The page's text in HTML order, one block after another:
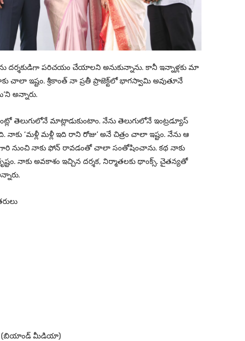
దర్శకుడిగా పరిచయం చేయాలని అనుకున్నాను. కానీ ఇన్నాళ్లకు మా
చాలా ఇష్టం. శ్రీకాంత్ నా ప్రతీ ప్రాజెక్ట్‌లో భాగస్వామి అవుతూనే
అన్నారు.
తెలుగులోనే మాట్లాడుకుంటాం. నేను తెలుగులోనే ఇంట్రడ్యూస్
‘మళ్లీ మళ్లీ ఇది రాని రోజు’ అనే చిత్రం చాలా ఇష్టం. నేను ఆ
గారి నుంచి నాకు ఫోన్ రావడంతో చాలా సంతోషించాను. కథ నాకు
నాకు అవకాశం ఇచ్చిన దర్శక, నిర్మాతలకు థాంక్స్. చైతన్యతో
(బియాండ్ మీడియా)